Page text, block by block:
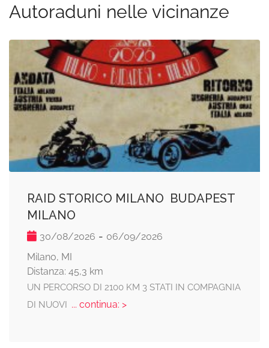
Autoraduni nelle vicinanze
RAID STORICO MILANO  BUDAPEST 
MILANO
30/08/2026 - 06/09/2026
Milano, MI
Distanza: 45,3 km
UN PERCORSO DI 2100 KM 3 STATI IN COMPAGNIA
DI NUOVI ... continua: >